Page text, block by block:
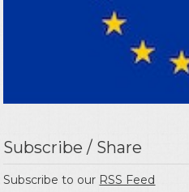
Subscribe / Share
Subscribe to our RSS Feed